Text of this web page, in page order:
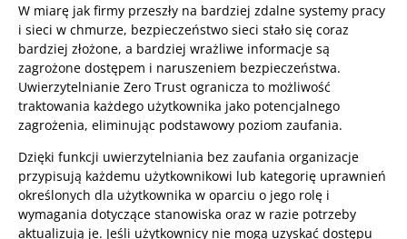
W miarę jak firmy przeszły na bardziej zdalne systemy pracy
i sieci w chmurze, bezpieczeństwo sieci stało się coraz
bardziej złożone, a bardziej wrażliwe informacje są
zagrożone dostępem i naruszeniem bezpieczeństwa.
Uwierzytelnianie Zero Trust ogranicza to możliwość
traktowania każdego użytkownika jako potencjalnego
zagrożenia, eliminując podstawowy poziom zaufania.
Dzięki funkcji uwierzytelniania bez zaufania organizacje
przypisują każdemu użytkownikowi lub kategorię uprawnień
określonych dla użytkownika w oparciu o jego rolę i
wymagania dotyczące stanowiska oraz w razie potrzeby
aktualizują je. Jeśli użytkownicy nie mogą uzyskać dostępu